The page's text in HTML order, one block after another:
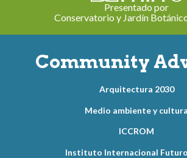
Presentado por
Conservatorio y Jardín
Community
Arquitectura 2030
Medio ambiente y cultura
ICCROM
Instituto Internacional